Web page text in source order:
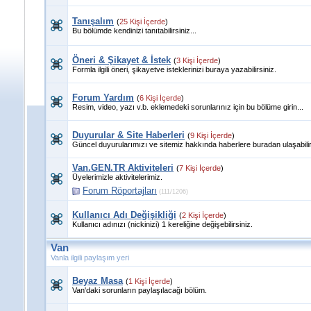
Tanışalım (25 Kişi İçerde)
Bu bölümde kendinizi tanıtabilirsiniz...
Öneri & Şikayet & İstek (3 Kişi İçerde)
Formla ilgili öneri, şikayetve isteklerinizi buraya yazabilirsiniz.
Forum Yardım (6 Kişi İçerde)
Resim, video, yazı v.b. eklemedeki sorunlarınız için bu bölüme girin...
Duyurular & Site Haberleri (9 Kişi İçerde)
Güncel duyurularımızı ve sitemiz hakkında haberlere buradan
Van.GEN.TR Aktiviteleri (7 Kişi İçerde)
Üyelerimizle aktivitelerimiz.
Forum Röportajları (111/1206)
Kullanıcı Adı Değişikliği (2 Kişi İçerde)
Kullanıcı adınızı (nickinizi) 1 kereliğine değişebilirsiniz.
Van
Vanla ilgili paylaşım yeri
Beyaz Masa (1 Kişi İçerde)
Van'daki sorunların paylaşılacağı bölüm.